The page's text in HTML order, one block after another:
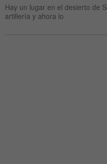
Hay un lugar en el desierto de
artillería y ahora lo